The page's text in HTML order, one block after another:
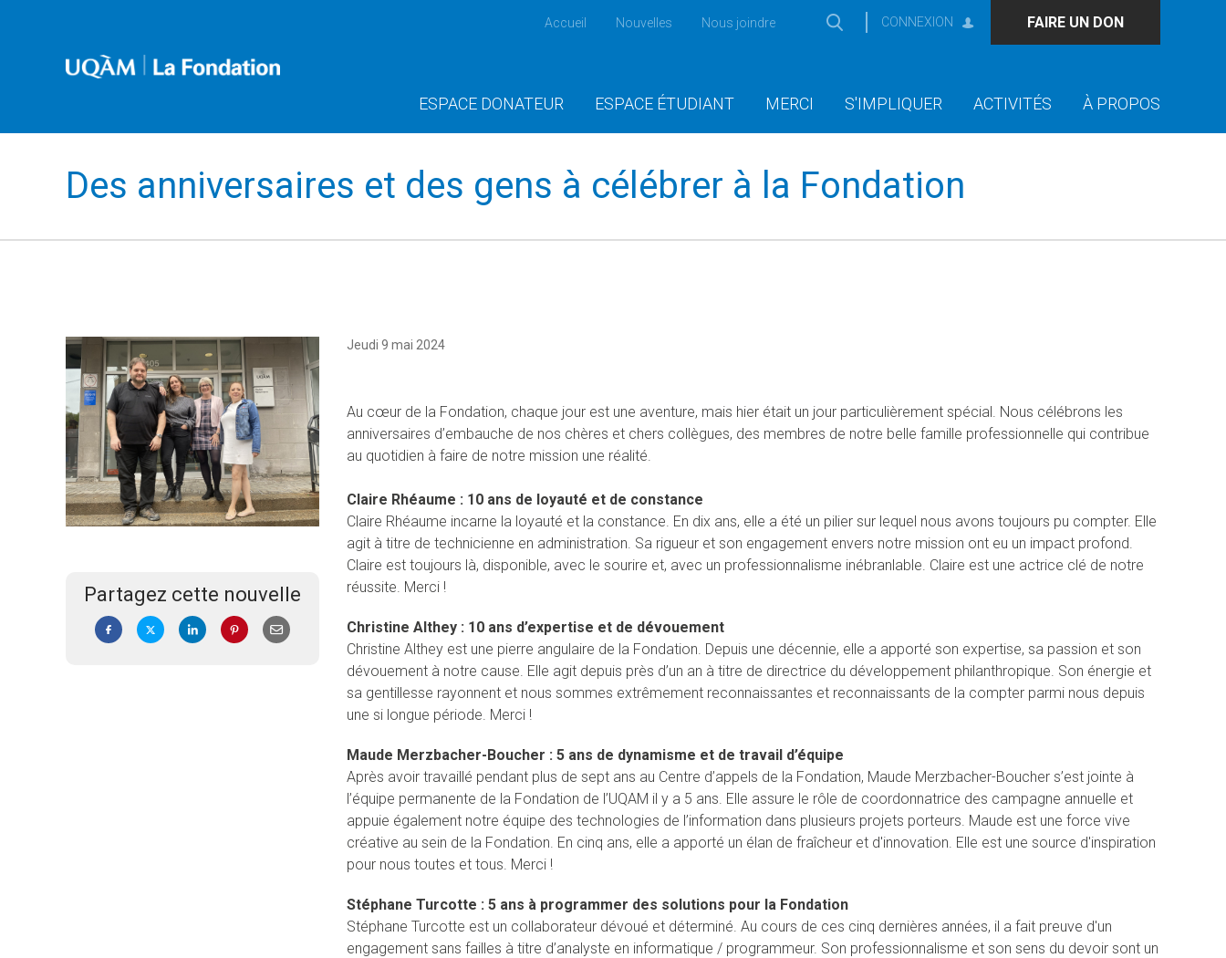
Accueil Nouvelles Nous joindre CONNEXION FAIRE UN DON
ESPACE DONATEUR ESPACE ÉTUDIANT MERCI S'IMPLIQUER ACTIVITÉS À PROPOS
Des anniversaires et des gens à célébrer à la Fondation
Partagez cette nouvelle
Jeudi 9 mai 2024
Au cœur de la Fondation, chaque jour est une aventure, mais hier était un jour particulièrement spécial. Nous célébrons les
anniversaires d’embauche de nos chères et chers collègues, des membres de notre belle famille professionnelle qui contribue
au quotidien à faire de notre mission une réalité.
Claire Rhéaume : 10 ans de loyauté et de constance
Claire Rhéaume incarne la loyauté et la constance. En dix ans, elle a été un pilier sur lequel nous avons toujours pu compter. Elle
agit à titre de technicienne en administration. Sa rigueur et son engagement envers notre mission ont eu un impact profond.
Claire est toujours là, disponible, avec le sourire et, avec un professionnalisme inébranlable. Claire est une actrice clé de notre
réussite. Merci !
Christine Althey : 10 ans d’expertise et de dévouement
Christine Althey est une pierre angulaire de la Fondation. Depuis une décennie, elle a apporté son expertise, sa passion et son
dévouement à notre cause. Elle agit depuis près d’un an à titre de directrice du développement philanthropique. Son énergie et
sa gentillesse rayonnent et nous sommes extrêmement reconnaissantes et reconnaissants de la compter parmi nous depuis
une si longue période. Merci !
Maude Merzbacher-Boucher : 5 ans de dynamisme et de travail d’équipe
Après avoir travaillé pendant plus de sept ans au Centre d’appels de la Fondation, Maude Merzbacher-Boucher s’est jointe à
l’équipe permanente de la Fondation de l’UQAM il y a 5 ans. Elle assure le rôle de coordonnatrice des campagne annuelle et
appuie également notre équipe des technologies de l’information dans plusieurs projets porteurs. Maude est une force vive
créative au sein de la Fondation. En cinq ans, elle a apporté un élan de fraîcheur et d'innovation. Elle est une source d'inspiration
pour nous toutes et tous. Merci !
Stéphane Turcotte : 5 ans à programmer des solutions pour la Fondation
Stéphane Turcotte est un collaborateur dévoué et déterminé. Au cours de ces cinq dernières années, il a fait preuve d'un
engagement sans failles à titre d’analyste en informatique / programmeur. Son professionnalisme et son sens du devoir sont un